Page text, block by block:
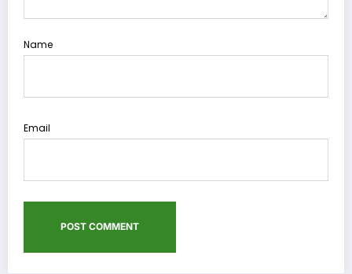
Name
Email